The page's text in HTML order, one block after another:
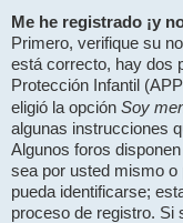
Me he registrado ¡y
Primero, verifique su
está correcto, hay dos
Protección Infantil
eligió la opción Soy
algunas instrucciones
Algunos foros
sea por usted mismo o
pueda identificarse;
proceso de registro. Si